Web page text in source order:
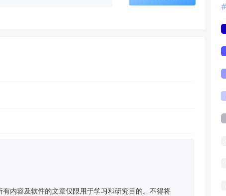
内容及软件的文章仅限用于学习和研究目的。不得将